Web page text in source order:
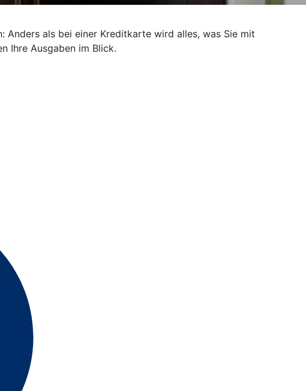
als bei einer Kreditkarte wird alles, was Sie mit
Ihre Ausgaben im Blick.